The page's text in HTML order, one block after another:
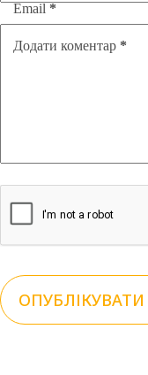
Email *
Додати коментар *